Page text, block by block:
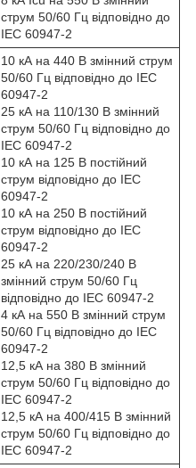
струм 50/60 Гц відповідно до
IEC 60947-2
10 кА на 440 В змінний струм
50/60 Гц відповідно до IEC
60947-2
25 кА на 110/130 В змінний
струм 50/60 Гц відповідно до
IEC 60947-2
10 кА на 125 В постійний
струм відповідно до IEC
60947-2
10 кА на 250 В постійний
струм відповідно до IEC
60947-2
25 кА на 220/230/240 В
змінний струм 50/60 Гц
відповідно до IEC 60947-2
4 кА на 550 В змінний струм
50/60 Гц відповідно до IEC
60947-2
12,5 кА на 380 В змінний
струм 50/60 Гц відповідно до
IEC 60947-2
12,5 кА на 400/415 В змінний
струм 50/60 Гц відповідно до
IEC 60947-2